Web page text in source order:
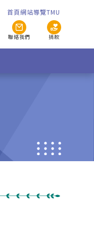
首頁網站導覽TMU
聯絡我們 捐款